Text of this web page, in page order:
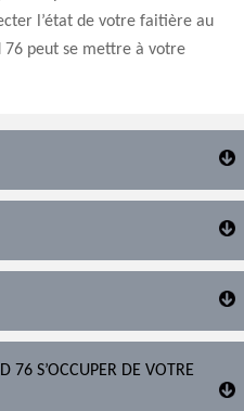
l’état de votre faitière au
76 peut se mettre à votre
76 S’OCCUPER DE VOTRE